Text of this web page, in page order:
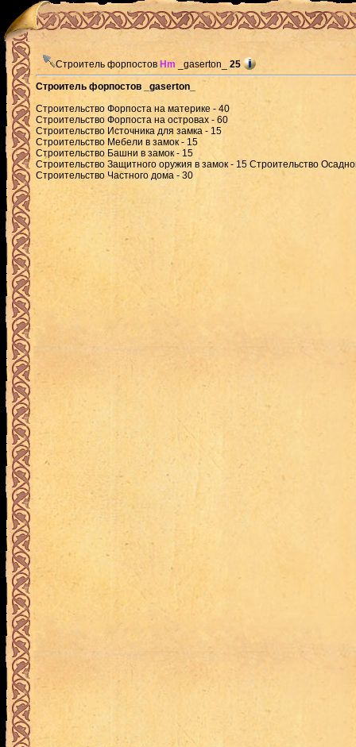
Строитель форпостов Hm _gaserton_ 25
Строитель форпостов _gaserton_
Строительство Форпоста на материке - 40
Строительство Форпоста на островах - 60
Строительство Источника для замка - 15
Строительство Мебели в замок - 15
Строительство Башни в замок - 15
Строительство Защитного оружия в замок - 15 Строительство
Строительство Частного дома - 30